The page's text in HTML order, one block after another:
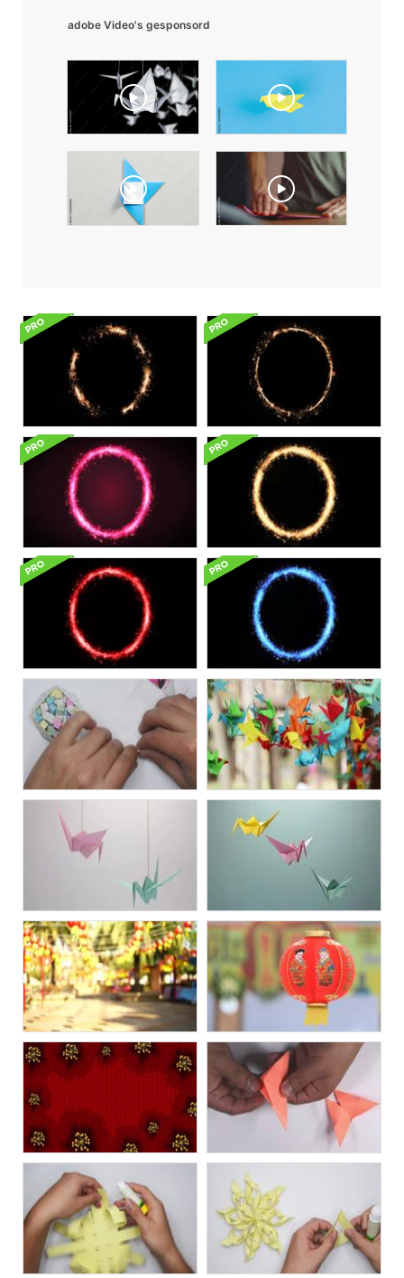
adobe Video's gesponsord